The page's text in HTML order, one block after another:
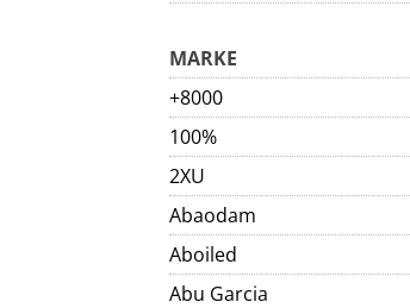
MARKE
+8000
100%
2XU
Abaodam
Aboiled
Abu Garcia